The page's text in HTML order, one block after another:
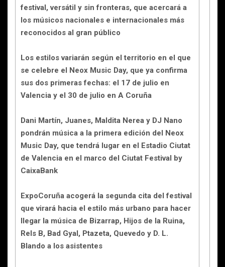
festival, versátil y sin fronteras, que acercará a
los músicos nacionales e internacionales más
reconocidos al gran público
Los estilos variarán según el territorio en el que
se celebre el Neox Music Day, que ya confirma
sus dos primeras fechas: el 17 de julio en
Valencia y el 30 de julio en A Coruña
Dani Martín, Juanes, Maldita Nerea y DJ Nano
pondrán música a la primera edición del Neox
Music Day, que tendrá lugar en el Estadio Ciutat
de Valencia en el marco del Ciutat Festival by
CaixaBank
ExpoCoruña acogerá la segunda cita del festival
que virará hacia el estilo más urbano para hacer
llegar la música de Bizarrap, Hijos de la Ruina,
Rels B, Bad Gyal, Ptazeta, Quevedo y D. L.
Blando a los asistentes